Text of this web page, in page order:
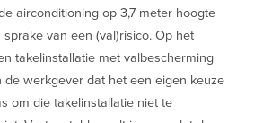
airconditioning op 3,7 meter hoogte
van een (val)risico. Op het
takelinstallatie met valbescherming
de werkgever dat het een eigen keuze
om die takelinstallatie niet te